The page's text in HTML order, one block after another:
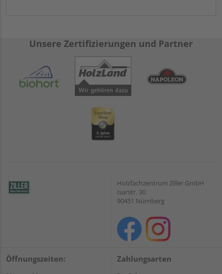
Unsere Zertifizierungen und Partner
Holzfachzentrum Ziller GmbH
Isarstr. 30
90451 Nürnberg
Öffnungszeiten: Zahlungsarten